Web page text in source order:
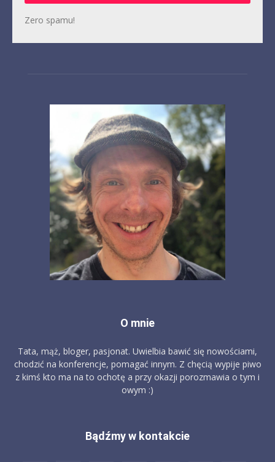
Zero spamu!
O mnie
Tata, mąż, bloger, pasjonat. Uwielbia bawić się nowościami,
chodzić na konferencje, pomagać innym. Z chęcią wypije piwo
z kimś kto ma na to ochotę a przy okazji porozmawia o tym i
owym :)
Bądźmy w kontakcie